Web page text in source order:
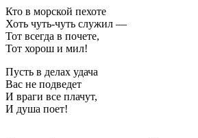
Кто в морской пехоте
Хоть чуть-чуть служил —
Тот всегда в почете,
Тот хорош и мил!
Пусть в делах удача
Вас не подведет
И враги все плачут,
И душа поет!